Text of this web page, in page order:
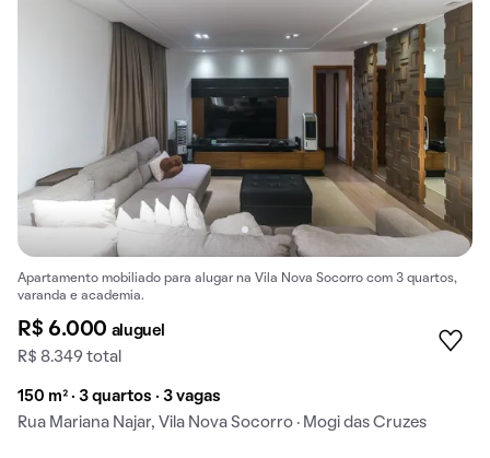
Apartamento mobiliado para alugar na Vila Nova Socorro com 3 quartos,
varanda e academia.
R$ 6.000 aluguel
R$ 8.349 total
150 m² · 3 quartos · 3 vagas
Rua Mariana Najar, Vila Nova Socorro · Mogi das Cruzes